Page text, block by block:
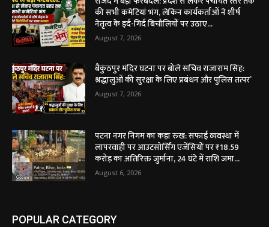
की सभी कमेटियां भंग, लेकिन कार्यकर्ताओं ने शीर्ष
नेतृत्व के इर्द-गिर्द बिचौलियों पर उठाए...
August 7, 2026
बैकुंठपुर मंदिर घटना पर बोले सचिव राजाराम सिंह:
श्रद्धालुओं की सुरक्षा के लिए प्रबंधन और पुलिस तत्पर’
August 7, 2026
पटना नगर निगम का कड़ा रुख: सफाई व्यवस्था में
लापरवाही पर आउटसोर्सिंग एजेंसियों पर ₹18.59
करोड़ का अतिरिक्त जुर्माना, 24 घंटे में राशि जमा...
August 6, 2026
POPULAR CATEGORY